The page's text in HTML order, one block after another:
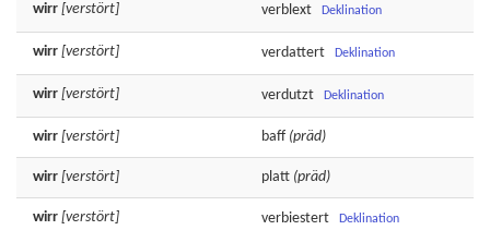
wirr [verstört] verblext Deklination
wirr [verstört] verdattert Deklination
wirr [verstört] verdutzt Deklination
wirr [verstört] baff (präd)
wirr [verstört] platt (präd)
wirr [verstört] verbiestert Deklination